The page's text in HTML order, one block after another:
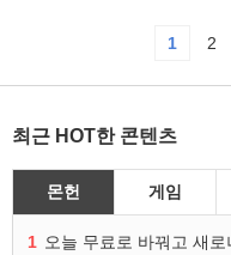
1 2
최근 HOT한 콘텐츠
몬헌 게임
1 오늘 무료로 바꿔고 새로